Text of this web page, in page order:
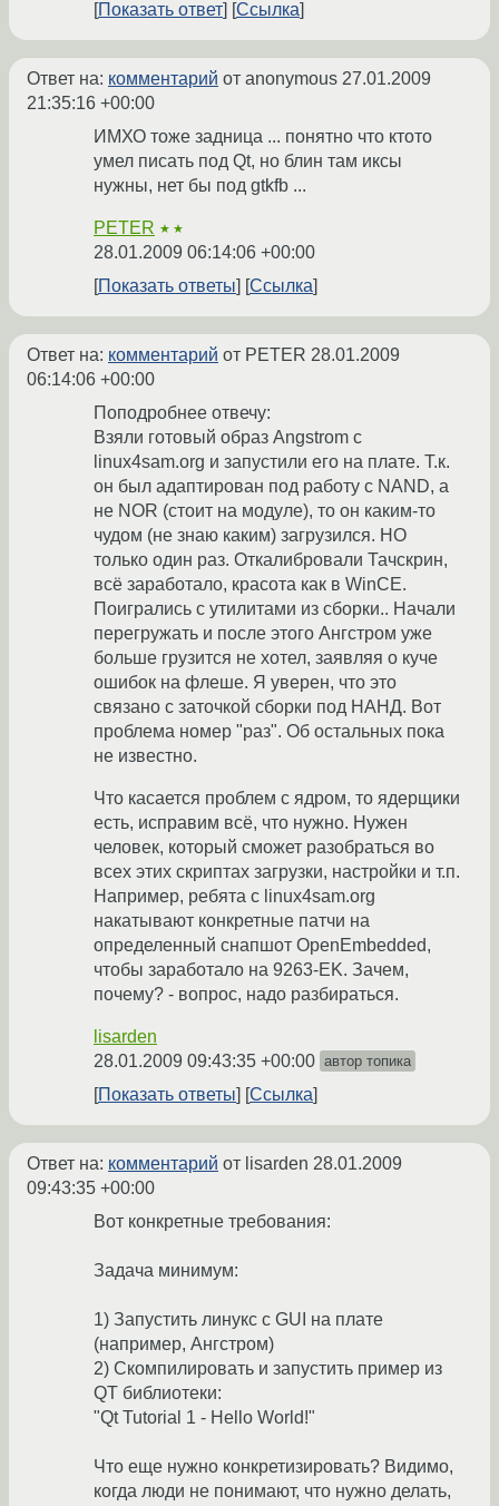
Показать ответ Ссылка
Ответ на: комментарий от anonymous 27.01.2009
21:35:16 +00:00
ИМХО тоже задница ... понятно что ктото
умел писать под Qt, но блин там иксы
нужны, нет бы под gtkfb ...
PETER ★★
28.01.2009 06:14:06 +00:00
Показать ответы
Ссылка
Ответ на: комментарий от PETER 28.01.2009
06:14:06 +00:00
Поподробнее отвечу:
Взяли готовый образ Angstrom с
linux4sam.org и запустили его на плате. Т.к.
он был адаптирован под работу с NAND, а
не NOR (стоит на модуле), то он каким-то
чудом (не знаю каким) загрузился. НО
только один раз. Откалибровали Тачскрин,
всё заработало, красота как в WinCE.
Поигрались с утилитами из сборки.. Начали
перегружать и после этого Ангстром уже
больше грузится не хотел, заявляя о куче
ошибок на флеше. Я уверен, что это
связано с заточкой сборки под НАНД. Вот
проблема номер "раз". Об остальных пока
не известно.
Что касается проблем с ядром, то ядерщики
есть, исправим всё, что нужно. Нужен
человек, который сможет разобраться во
всех этих скриптах загрузки, настройки и т.п.
Например, ребята с linux4sam.org
накатывают конкретные патчи на
определенный снапшот OpenEmbedded,
чтобы заработало на 9263-EK. Зачем,
почему? - вопрос, надо разбираться.
lisarden
28.01.2009 09:43:35 +00:00 автор топика
Показать ответы Ссылка
Ответ на: комментарий от lisarden 28.01.2009
09:43:35 +00:00
Вот конкретные требования:
Задача минимум:
1) Запустить линукс с GUI на плате
(например, Ангстром)
2) Скомпилировать и запустить пример из
QT библиотеки:
"Qt Tutorial 1 - Hello World!"
Что еще нужно конкретизировать? Видимо,
когда люди не понимают, что нужно делать,